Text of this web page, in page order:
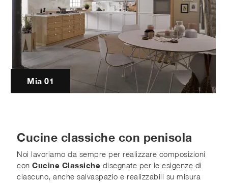
Mia 01
Cucine classiche con penisola
Noi lavoriamo da sempre per realizzare composizioni
conCucine Classiche disegnate per le esigenze di
ciascuno, anche salvaspazio e realizzabili su misura